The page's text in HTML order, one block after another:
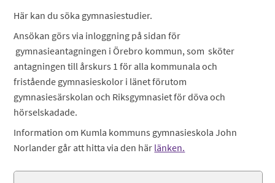
Här kan du söka gymnasiestudier.
Ansökan görs via inloggning på sidan för
gymnasieantagningen i Örebro kommun, som sköter
antagningen till årskurs 1 för alla kommunala och
fristående gymnasieskolor i länet förutom
gymnasiesärskolan och Riksgymnasiet för döva och
hörselskadade.
Information om Kumla kommuns gymnasieskola John
Norlander går att hitta via den här länken.